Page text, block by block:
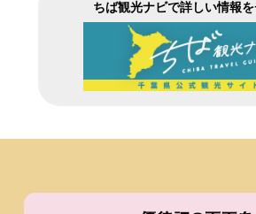
ちば観光ナビで詳しい情報